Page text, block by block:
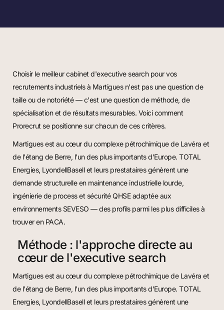
Choisir le meilleur cabinet d'executive search pour vos
recrutements industriels à Martigues n'est pas une question de
taille ou de notoriété — c'est une question de méthode, de
spécialisation et de résultats mesurables. Voici comment
Prorecrut se positionne sur chacun de ces critères.
Martigues est au cœur du complexe pétrochimique de Lavéra et
de l'étang de Berre, l'un des plus importants d'Europe. TOTAL
Energies, LyondellBasell et leurs prestataires génèrent une
demande structurelle en maintenance industrielle lourde,
ingénierie de process et sécurité QHSE adaptée aux
environnements SEVESO — des profils parmi les plus difficiles à
trouver en PACA.
Méthode : l'approche directe au
cœur de l'executive search
Martigues est au cœur du complexe pétrochimique de Lavéra et
de l'étang de Berre, l'un des plus importants d'Europe. TOTAL
Energies, LyondellBasell et leurs prestataires génèrent une